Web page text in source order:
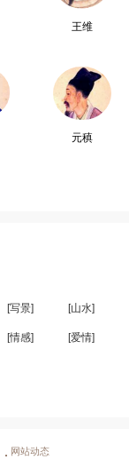
王维
元稹
[写景] [山水]
[情感] [爱情]
网站动态